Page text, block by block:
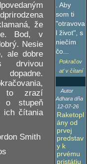
že
Bod, v
Nesie
ale dobre
to zrazí
o stupeň
ich čítania
Smith
. Aby
som ti
"otravova
l život", s
niečím
čo...
Pokračov
ať v čítaní
Autor
Adhara dňa
12-07-26
Raketopl
ány od
prvej
predstav
y k
prvému
pristátiu